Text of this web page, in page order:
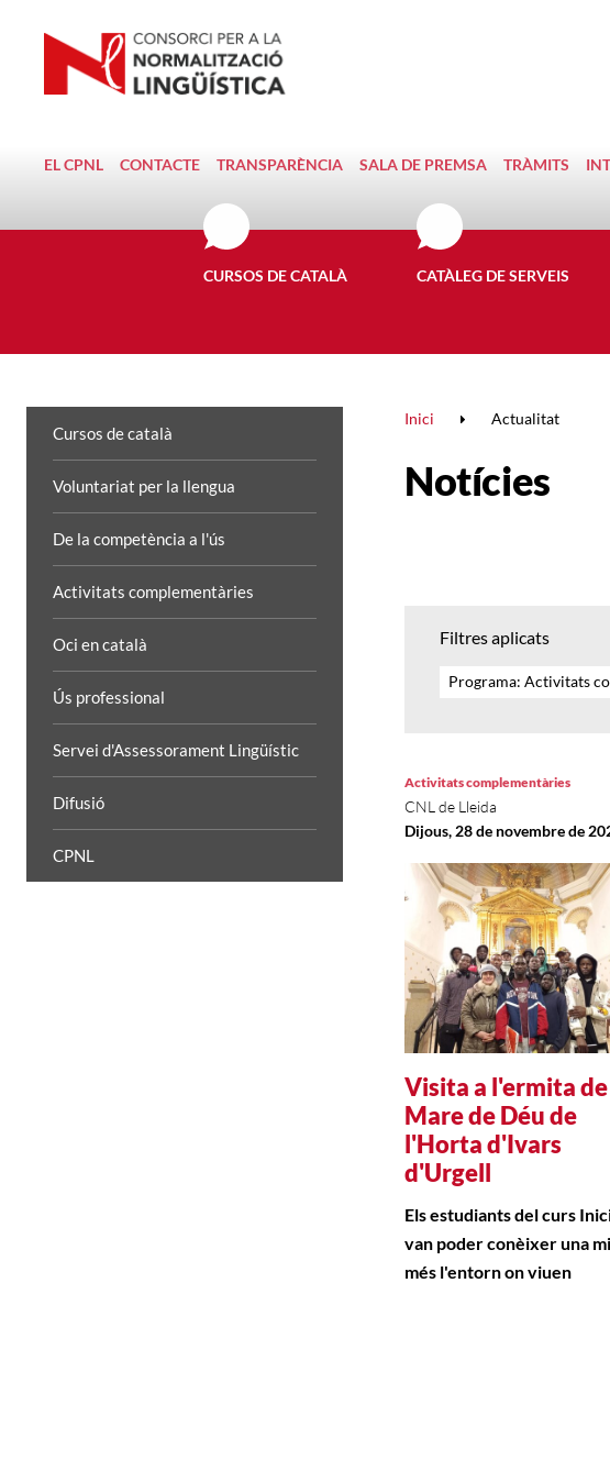
EL CPNL CONTACTE TRANSPARÈNCIA SALA DE PREMSA TRÀMITS
CURSOS DE CATALÀ CATÀLEG DE SERVEIS
Cursos de català
Voluntariat per la llengua
De la competència a l'ús
Activitats complementàries
Oci en català
Ús professional
Servei d'Assessorament Lingüístic
Difusió
CPNL
Inici Actualitat
Notícies
Filtres aplicats
Programa: Activitats
Visita a l'ermita
Mare de Déu de
l'Horta d'Ivars
d'Urgell
Activitats complementàries
CNL de Lleida
Dijous, 28 de novembre de
Els estudiants del curs
van poder conèixer una
més l'entorn on viuen